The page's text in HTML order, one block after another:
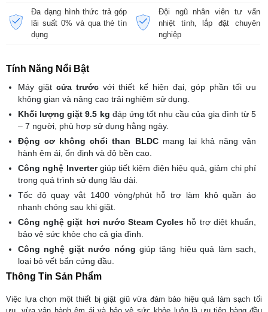
Đa dạng hình thức trả góp
lãi suất 0% và qua thẻ tín
dụng
Đội ngũ nhân viên tư vấn
nhiệt tình, lắp đặt chuyên
nghiệp
Tính Năng Nổi Bật
Máy giặtcửa trướcvới thiết kế hiện đại, góp phần tối ưu
không gian và nâng cao trải nghiệm sử dụng.
Khối lượng giặt 9.5 kg đáp ứng tốt nhu cầu của gia đình từ 5
– 7 người, phù hợp sử dụng hằng ngày.
Động cơ không chổi than BLDC mang lại khả năng vận
hành êm ái, ổn định và độ bền cao.
Công nghệ Invertergiúp tiết kiệm điện hiệu quả, giảm chi phí
trong quá trình sử dụng lâu dài.
Tốc độ quay vắt 1400 vòng/phút hỗ trợ làm khô quần áo
nhanh chóng sau khi giặt.
Công nghệ giặt hơi nước Steam Cycles hỗ trợ diệt khuẩn,
bảo vệ sức khỏe cho cả gia đình.
Công nghệ giặt nước nóng giúp tăng hiệu quả làm sạch,
loại bỏ vết bẩn cứng đầu.
Thông Tin Sản Phẩm
Việc lựa chọn một thiết bị giặt giũ vừa đảm bảo hiệu quả làm sạch tối